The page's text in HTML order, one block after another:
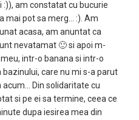
:)), am constatat cu bucurie
mai pot sa merg… :). Am
acasa, am anuntat ca
nevatamat 🙂 si apoi m-
intr-o banana si intr-o
bazinului, care nu mi s-a parut
Din solidaritate cu
si pe ei sa termine, ceea ce
dupa iesirea mea din